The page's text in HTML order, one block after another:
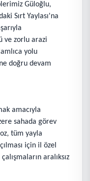
Güloğlu,
Sırt Yaylası'na
ve zorlu arazi
yolu
doğru devam
amacıyla
sahada görev
tüm yayla
için il özel
aralıksız